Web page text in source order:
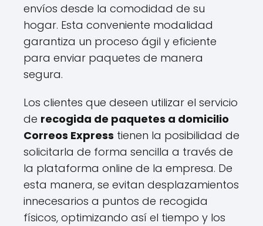
envíos desde la comodidad de su
hogar. Esta conveniente modalidad
garantiza un proceso ágil y eficiente
para enviar paquetes de manera
segura.
Los clientes que deseen utilizar el servicio
de recogida de paquetes a domicilio
Correos Express tienen la posibilidad de
solicitarla de forma sencilla a través de
la plataforma online de la empresa. De
esta manera, se evitan desplazamientos
innecesarios a puntos de recogida
físicos, optimizando así el tiempo y los